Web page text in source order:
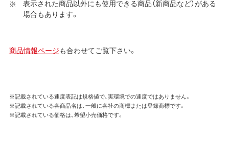
表示された商品以外にも使用できる商品（新商品など）がある
場合もあります。
商品情報ページも合わせてご覧下さい。
※記載されている速度表記は規格値で、実環境での速度ではありません。
※記載されている各商品名は、一般に各社の商標または登録商標です。
※記載されている価格は、希望小売価格です。